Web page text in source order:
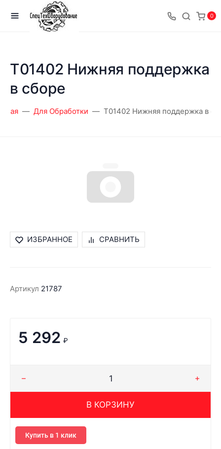
0
T01402 Нижняя поддержка
в сборе
Для Обработки T01402 Нижняя поддержка в
ИЗБРАННОЕ СРАВНИТЬ
Артикул 21787
5 292 ₽
В КОРЗИНУ
Купить в 1 клик